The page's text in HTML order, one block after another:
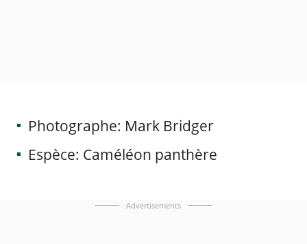
Photographe: Mark Bridger
Espèce: Caméléon panthère
Advertisements